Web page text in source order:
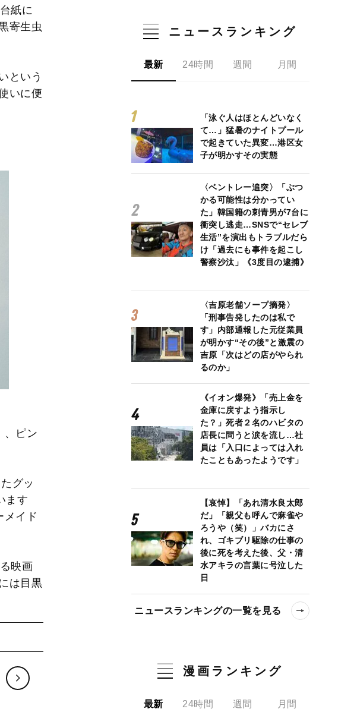
紙に
寄生虫
という
いに便
、ピン
グッ
ます
メイド
映画
は目黒
ニュースランキング
最新 24時間 週間 月間
「泳ぐ人はほとんどいなく
て…」猛暑のナイトプール
で起きていた異変…港区女
子が明かすその実態
〈ベントレー追突〉「ぶつ
かる可能性は分かってい
た」韓国籍の刺青男が7台に
衝突し逃走…SNSで“セレブ
生活”を演出もトラブルだら
け「過去にも事件を起こし
警察沙汰」《3度目の逮捕》
〈吉原老舗ソープ摘発〉
「刑事告発したのは私で
す」内部通報した元従業員
が明かす“その後”と激震の
吉原「次はどの店がやられ
るのか」
《イオン爆発》「売上金を
金庫に戻すよう指示し
た？」死者２名のハビタの
店長に問うと涙を流し…社
員は「入口によっては入れ
たこともあったようです」
【哀悼】「あれ清水良太郎
だ」「親父も呼んで麻雀や
ろうや（笑）」バカにさ
れ、ゴキブリ駆除の仕事の
後に死を考えた後、父・清
水アキラの言葉に号泣した
日
ニュースランキングの一覧を見る
漫画ランキング
最新 24時間 週間 月間